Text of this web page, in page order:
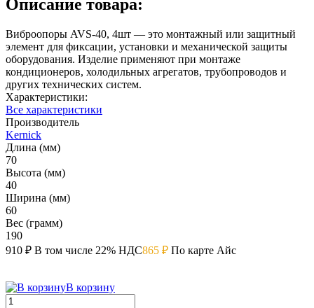
Описание товара:
Виброопоры AVS-40, 4шт — это монтажный или защитный
элемент для фиксации, установки и механической защиты
оборудования. Изделие применяют при монтаже
кондиционеров, холодильных агрегатов, трубопроводов и
других технических систем.
Характеристики:
Все характеристики
Производитель
Kernick
Длина (мм)
70
Высота (мм)
40
Ширина (мм)
60
Вес (грамм)
190
910 ₽ В том числе 22% НДС865 ₽ По карте Айс
В корзину